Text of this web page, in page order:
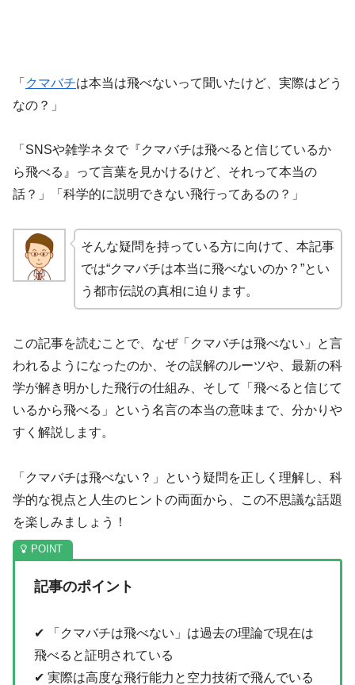
「 クマバチは本当は飛べないって聞いたけど、実際はどう
なの？」
「SNSや雑学ネタで『クマバチは飛べると信じているか
ら飛べる』って言葉を見かけるけど、それって本当の
話？」「科学的に説明できない飛行ってあるの？」
そんな疑問を持っている方に向けて、本記事
では“クマバチは本当に飛べないのか？”とい
う都市伝説の真相に迫ります。
この記事を読むことで、なぜ「クマバチは飛べない」と言
われるようになったのか、その誤解のルーツや、最新の科
学が解き明かした飛行の仕組み、そして「飛べると信じて
いるから飛べる」という名言の本当の意味まで、分かりや
すく解説します。
「クマバチは飛べない？」という疑問を正しく理解し、科
学的な視点と人生のヒントの両面から、この不思議な話題
を楽しみましょう！
記事のポイント
✔ 「クマバチは飛べない」は過去の理論で現在は
飛べると証明されている
✔ 実際は高度な飛行能力と空力技術で飛んでいる